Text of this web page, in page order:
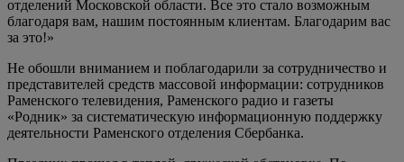
отделений Московской области. Все это стало возможным
благодаря вам, нашим постоянным клиентам. Благодарим вас
за это!»
Не обошли вниманием и поблагодарили за сотрудничество и
представителей средств массовой информации: сотрудников
Раменского телевидения, Раменского радио и газеты
«Родник» за систематическую информационную поддержку
деятельности Раменского отделения Сбербанка.